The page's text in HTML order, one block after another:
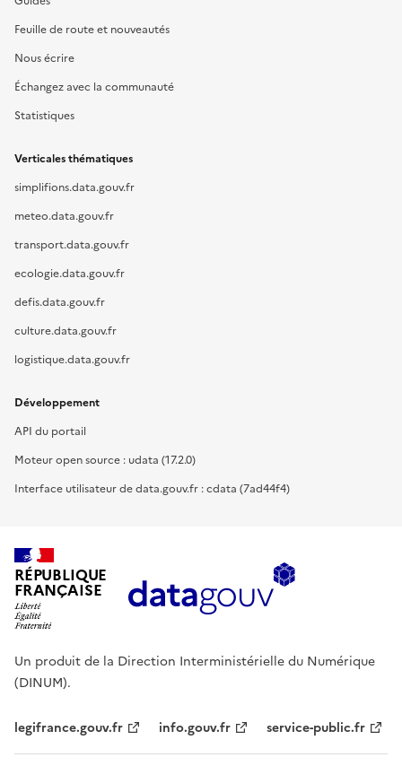
Feuille de route et nouveautés
Nous écrire
Échangez avec la communauté
Statistiques
Verticales thématiques
simplifions.data.gouv.fr
meteo.data.gouv.fr
transport.data.gouv.fr
ecologie.data.gouv.fr
defis.data.gouv.fr
culture.data.gouv.fr
logistique.data.gouv.fr
Développement
API du portail
Moteur open source : udata (17.2.0)
Interface utilisateur de data.gouv.fr : cdata (7ad44f4)
RÉPUBLIQUE
FRANÇAISE
Un produit de la Direction Interministérielle du Numérique
(DINUM).
legifrance.gouv.fr info.gouv.fr service-public.fr